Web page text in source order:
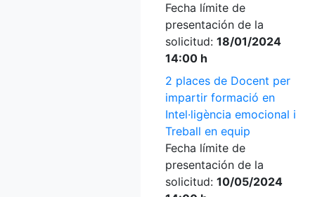
Fecha límite de
presentación de la
solicitud: 18/01/2024
14:00 h
2 places de Docent per
impartir formació en
Intel·ligència emocional i
Treball en equip
Fecha límite de
presentación de la
solicitud: 10/05/2024